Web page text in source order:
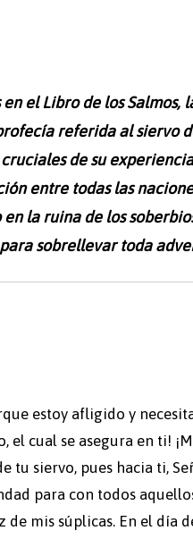
el Libro de los Salmos,
referida al siervo
de su
entre todas las
la ruina de los
sobrellevar toda
estoy afligido y
el cual se asegura en ti!
tu siervo, pues hacia ti,
para con todos
de mis súplicas. En el día